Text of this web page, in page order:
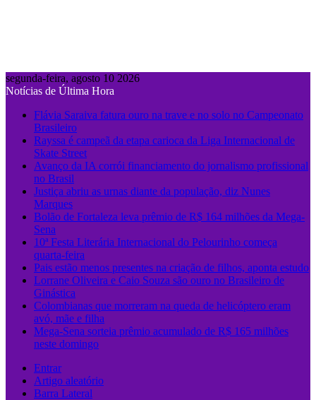
segunda-feira, agosto 10 2026
Notícias de Última Hora
Flávia Saraiva fatura ouro na trave e no solo no Campeonato
Brasileiro
Rayssa é campeã da etapa carioca da Liga Internacional de
Skate Street
Avanço da IA corrói financiamento do jornalismo profissional
no Brasil
Justiça abriu as urnas diante da população, diz Nunes
Marques
Bolão de Fortaleza leva prêmio de R$ 164 milhões da Mega-
Sena
10ª Festa Literária Internacional do Pelourinho começa
quarta-feira
Pais estão menos presentes na criação de filhos, aponta estudo
Lorrane Oliveira e Caio Souza são ouro no Brasileiro de
Ginástica
Colombianas que morreram na queda de helicóptero eram
avó, mãe e filha
Mega-Sena sorteia prêmio acumulado de R$ 165 milhões
neste domingo
Entrar
Artigo aleatório
Barra Lateral